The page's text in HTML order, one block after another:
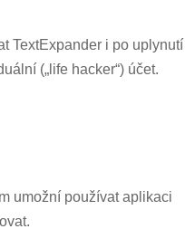
TextExpander i po uplynutí
(„life hacker“) účet.
umožní používat aplikaci